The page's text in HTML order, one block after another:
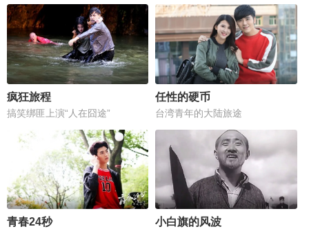
疯狂旅程
搞笑绑匪上演“人在囧途”
任性的硬币
台湾青年的大陆旅途
青春24秒 小白旗的风波